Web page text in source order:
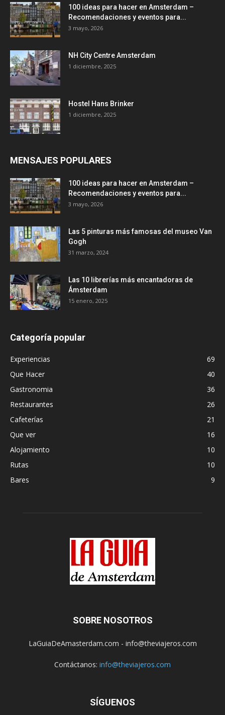
100 ideas para hacer en Amsterdam –
Recomendaciones y eventos para...
3 mayo, 2026
NH City Centre Amsterdam
1 diciembre, 2025
Hostel Hans Brinker
1 diciembre, 2025
MENSAJES POPULARES
100 ideas para hacer en Amsterdam –
Recomendaciones y eventos para...
3 mayo, 2026
Las 5 pinturas más famosas del museo Van
Gogh
31 marzo, 2024
Las 10 librerías más encantadoras de
Ámsterdam
15 enero, 2025
Categoría popular
Experiencias
69
Que Hacer
40
Gastronomia
36
Restaurantes
26
Cafeterías
21
Que ver
16
Alojamiento
10
Rutas
10
Bares
9
SOBRE NOSOTROS
LaGuiaDeAmasterdam.com - info@theviajeros.com
Contáctanos: info@theviajeros.com
SÍGUENOS